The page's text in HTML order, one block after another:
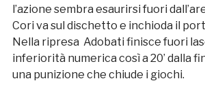
l’azione sembra esaurirsi fuori
Cori va sul dischetto e inchioda il
Nella ripresa Adobati finisce fuori
inferiorità numerica così a 20’ dalla
una punizione che chiude i giochi.